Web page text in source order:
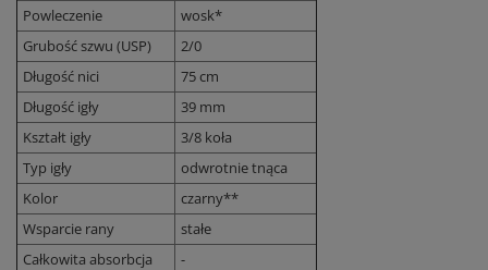
Powleczenie
wosk*
Grubość szwu (USP)
2/0
Długość nici
75 cm
Długość igły
39 mm
Kształt igły
3/8 koła
Typ igły
odwrotnie tnąca
Kolor
czarny**
Wsparcie rany
stałe
Całkowita absorbcja
-